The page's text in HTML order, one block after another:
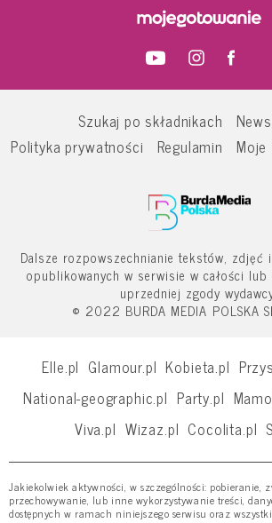
Szukaj po składnikach
Polityka prywatności
Regulamin
Dalsze rozpowszechnianie tekstów, zdjęć
opublikowanych w serwisie w całości lub
uprzedniej zgody
© 2022 BURDA MEDIA POLSKA
Elle.pl Glamour.pl Kobieta.pl
National-geographic.pl Party.pl
Viva.pl Wizaz.pl Cocolita.pl
Jakiekolwiek aktywności, w szczególności: pobieranie,
przechowywanie, lub inne wykorzystywanie treści,
dostępnych w ramach niniejszego serwisu oraz